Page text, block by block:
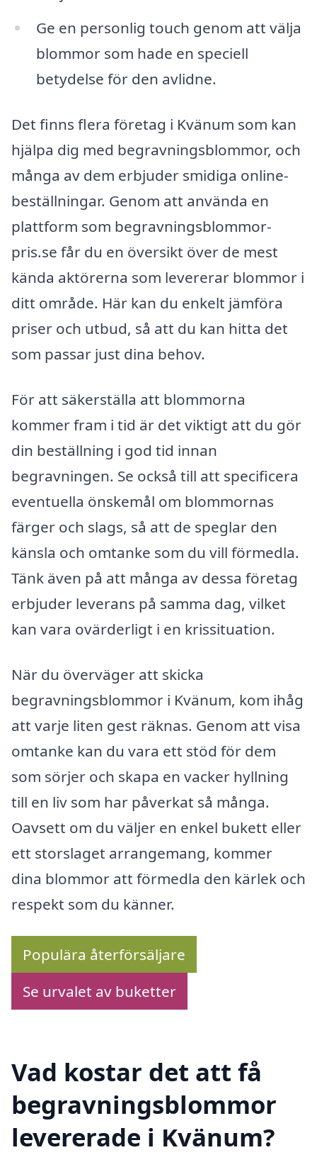
Ge en personlig touch genom att välja
blommor som hade en speciell
betydelse för den avlidne.
Det finns flera företag i Kvänum som kan
hjälpa dig med begravningsblommor, och
många av dem erbjuder smidiga online-
beställningar. Genom att använda en
plattform som begravningsblommor-
pris.se får du en översikt över de mest
kända aktörerna som levererar blommor i
ditt område. Här kan du enkelt jämföra
priser och utbud, så att du kan hitta det
som passar just dina behov.
För att säkerställa att blommorna
kommer fram i tid är det viktigt att du gör
din beställning i god tid innan
begravningen. Se också till att specificera
eventuella önskemål om blommornas
färger och slags, så att de speglar den
känsla och omtanke som du vill förmedla.
Tänk även på att många av dessa företag
erbjuder leverans på samma dag, vilket
kan vara ovärderligt i en krissituation.
När du överväger att skicka
begravningsblommor i Kvänum, kom ihåg
att varje liten gest räknas. Genom att visa
omtanke kan du vara ett stöd för dem
som sörjer och skapa en vacker hyllning
till en liv som har påverkat så många.
Oavsett om du väljer en enkel bukett eller
ett storslaget arrangemang, kommer
dina blommor att förmedla den kärlek och
respekt som du känner.
Populära återförsäljare
Se urvalet av buketter
Vad kostar det att få
begravningsblommor
levererade i Kvänum?